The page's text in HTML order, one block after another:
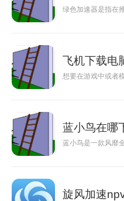
绿色加速器是指在
飞机下载电
想要在游戏中或者
蓝小鸟在哪
蓝小鸟是一款风靡
旋风加速